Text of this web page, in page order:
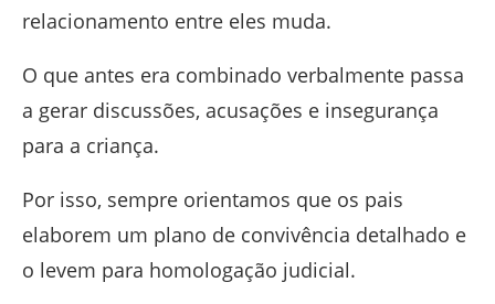
relacionamento entre eles muda.
O que antes era combinado verbalmente passa
a gerar discussões, acusações e insegurança
para a criança.
Por isso, sempre orientamos que os pais
elaborem um plano de convivência detalhado e
o levem para homologação judicial.